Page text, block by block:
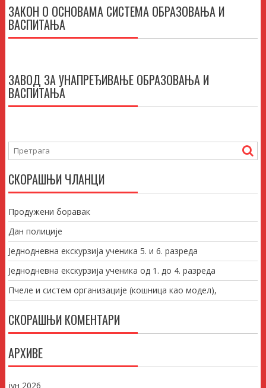
ЗАКОН О ОСНОВАМА СИСТЕМА ОБРАЗОВАЊА И
ВАСПИТАЊА
ЗАВОД ЗА УНАПРЕЂИВАЊЕ ОБРАЗОВАЊА И
ВАСПИТАЊА
СКОРАШЊИ ЧЛАНЦИ
Продужени боравак
Дан полиције
Једнодневна екскурзија ученика 5. и 6. разреда
Једнодневна екскурзија ученика од 1. до 4. разреда
Пчеле и систем организације (кошница као модел),
СКОРАШЊИ КОМЕНТАРИ
АРХИВЕ
јун 2026